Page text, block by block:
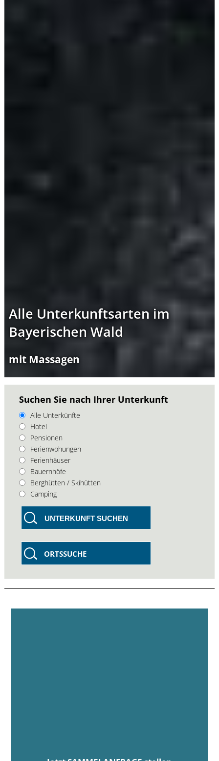
Alle Unterkunftsarten im
Bayerischen Wald
mit Massagen
Suchen Sie nach Ihrer Unterkunft
Alle Unterkünfte
Hotel
Pensionen
Ferienwohungen
Ferienhäuser
Bauernhöfe
Berghütten / Skihütten
Camping
UNTERKUNFT SUCHEN
ORTSSUCHE